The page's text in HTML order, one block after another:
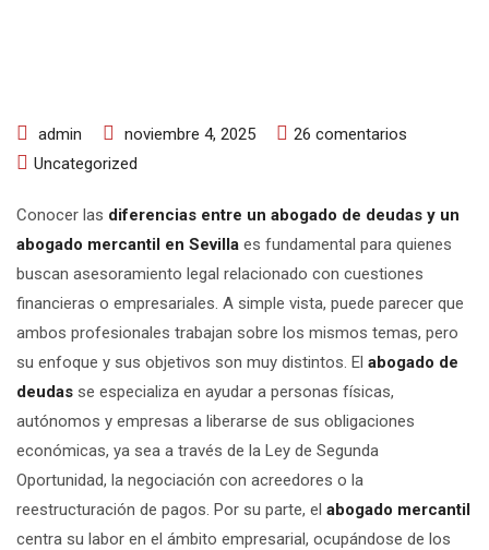
admin noviembre 4, 2025 26 comentarios
un
abogado
de
deudas
y
un
mercantil
Uncategorized
Conocer las diferencias entre un abogado de deudas y un
abogado mercantil en Sevilla es fundamental para quienes
buscan asesoramiento legal relacionado con cuestiones
financieras o empresariales. A simple vista, puede parecer que
ambos profesionales trabajan sobre los mismos temas, pero
su enfoque y sus objetivos son muy distintos. El abogado de
deudas se especializa en ayudar a personas físicas,
autónomos y empresas a liberarse de sus obligaciones
económicas, ya sea a través de la Ley de Segunda
Oportunidad, la negociación con acreedores o la
reestructuración de pagos. Por su parte, el abogado mercantil
centra su labor en el ámbito empresarial, ocupándose de los